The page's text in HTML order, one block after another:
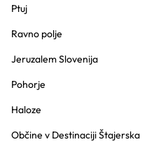
Ptuj
Ravno polje
Jeruzalem Slovenija
Pohorje
Haloze
Občine v Destinaciji Štajerska